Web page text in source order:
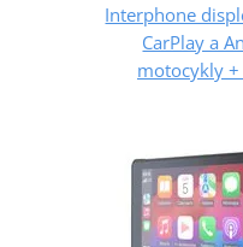
Interphone
CarPlay a
motocykly